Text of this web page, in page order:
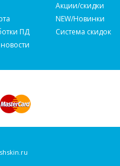
ПД
Акции/скидки
NEW/Новинки
Система скидок